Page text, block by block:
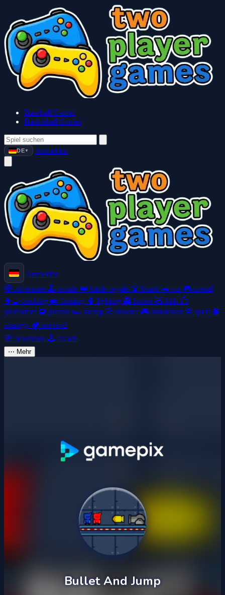
Baseball Games
Basketball Games
DE ▼ Anmelden
Anmelden
🧭 adventure 🕹️ arcade 👑 battle-royale 🎲 board 🚗 car 🎮 casual
👩‍🍳 cooking 🚜 farming 🥊 fighting 👻 horror🧸 kids 🦸
platformer 🧩 puzzle 🏎️ racing 🎯 shooter 🎮 simulation ⚽ sport 🧠
strategy 🏕️ survival
🧭 adventure 🕹️ arcade
⋯ Mehr